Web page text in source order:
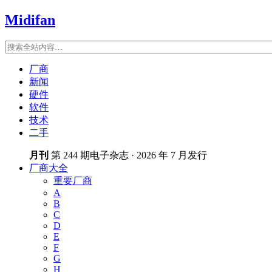
Midifan
厂商
新闻
硬件
软件
技术
二手
月刊 第 244 期电子杂志 · 2026 年 7 月发行
厂商大全
重要厂商
A
B
C
D
E
F
G
H